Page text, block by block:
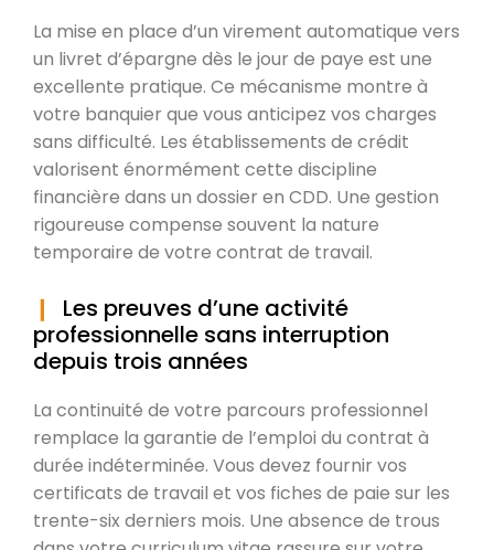
La mise en place d’un virement automatique vers
un livret d’épargne dès le jour de paye est une
excellente pratique. Ce mécanisme montre à
votre banquier que vous anticipez vos charges
sans difficulté. Les établissements de crédit
valorisent énormément cette discipline
financière dans un dossier en CDD. Une gestion
rigoureuse compense souvent la nature
temporaire de votre contrat de travail.
Les preuves d’une activité
professionnelle sans interruption
depuis trois années
La continuité de votre parcours professionnel
remplace la garantie de l’emploi du contrat à
durée indéterminée. Vous devez fournir vos
certificats de travail et vos fiches de paie sur les
trente-six derniers mois. Une absence de trous